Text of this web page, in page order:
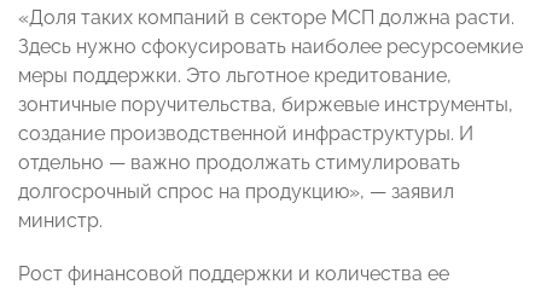
«Доля таких компаний в секторе МСП должна расти.
Здесь нужно сфокусировать наиболее ресурсоемкие
меры поддержки. Это льготное кредитование,
зонтичные поручительства, биржевые инструменты,
создание производственной инфраструктуры. И
отдельно — важно продолжать стимулировать
долгосрочный спрос на продукцию», — заявил
министр.
Рост финансовой поддержки и количества ее